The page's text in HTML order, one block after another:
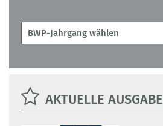
AKTUELLE AUSGABE